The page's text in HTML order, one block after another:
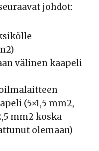
johdot:
välinen kaapeli
(5×1,5 mm2,
mm2 koska
olemaan)